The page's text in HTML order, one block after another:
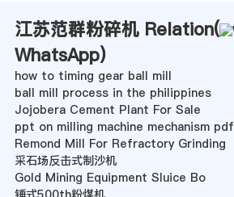
江苏范群粉碎机 Relation(
WhatsApp)
how to timing gear ball mill
ball mill process in the philippines
Jojobera Cement Plant For Sale
ppt on milling machine mechanism pdf
Remond Mill For Refractory Grinding
采石场反击式制沙机
Gold Mining Equipment Sluice Bo